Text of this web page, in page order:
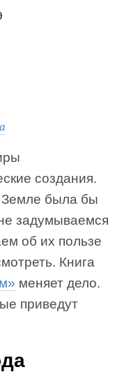
создания.
Земле была бы
задумываемся
об их пользе
Книга
меняет дело.
приведут